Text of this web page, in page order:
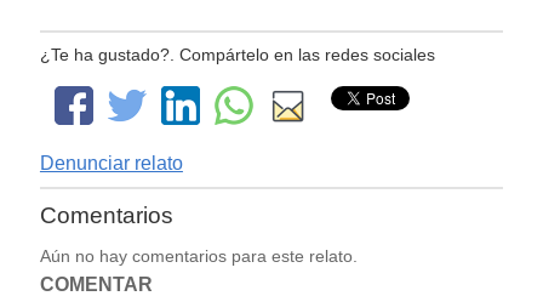
¿Te ha gustado?. Compártelo en las redes sociales
Denunciar relato
Comentarios
Aún no hay comentarios para este relato.
COMENTAR